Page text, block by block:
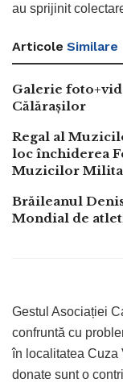
au sprijinit
Articole Similare
Galerie
Călărașilor
Regal al
loc închiderea
Muzicilor
Brăileanul
Mondial de
Gestul Asociației
confruntă cu
în localitatea Cuza
donate sunt o